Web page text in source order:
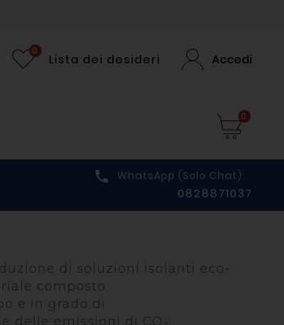
Lista dei desideri
0
Accedi
0
 WhatsApp (solo Chat):
0828871037
di soluzioni isolanti eco-
composto
e in grado di
delle emissioni di CO₂;